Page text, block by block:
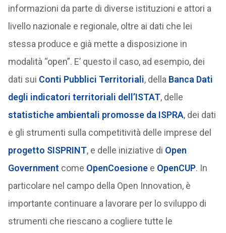
informazioni da parte di diverse istituzioni e attori a
livello nazionale e regionale, oltre ai dati che lei
stessa produce e già mette a disposizione in
modalità “open”. E’ questo il caso, ad esempio, dei
dati sui Conti Pubblici Territoriali, della Banca Dati
degli indicatori territoriali dell’ISTAT, delle
statistiche ambientali promosse da ISPRA, dei dati
e gli strumenti sulla competitività delle imprese del
progetto SISPRINT, e delle iniziative di Open
Government come OpenCoesionee OpenCUP. In
particolare nel campo della Open Innovation, è
importante continuare a lavorare per lo sviluppo di
strumenti che riescano a cogliere tutte le